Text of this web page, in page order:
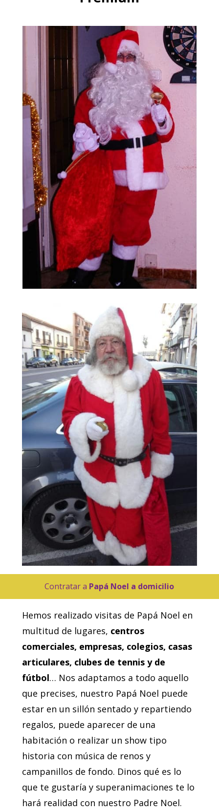
Contratar a Papá Noel a domicilio
Hemos realizado visitas de Papá Noel en
multitud de lugares, centros
comerciales, empresas, colegios, casas
articulares, clubes de tennis y de
fútbol… Nos adaptamos a todo aquello
que precises, nuestro Papá Noel puede
estar en un sillón sentado y repartiendo
regalos, puede aparecer de una
habitación o realizar un show tipo
historia con música de renos y
campanillos de fondo. Dinos qué es lo
que te gustaría y superanimaciones te lo
hará realidad con nuestro Padre Noel.